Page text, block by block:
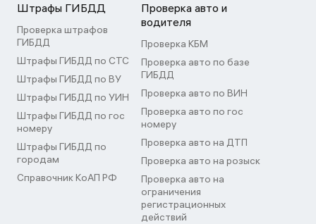
Штрафы ГИБДД
Проверка штрафов
ГИБДД
Штрафы ГИБДД по СТС
Штрафы ГИБДД по ВУ
Штрафы ГИБДД по УИН
Штрафы ГИБДД по гос
номеру
Штрафы ГИБДД по
городам
Справочник КоАП РФ
Проверка авто и
водителя
Проверка КБМ
Проверка авто по базе
ГИБДД
Проверка авто по ВИН
Проверка авто по гос
номеру
Проверка авто на ДТП
Проверка авто на розыск
Проверка авто на
ограничения
регистрационных
действий